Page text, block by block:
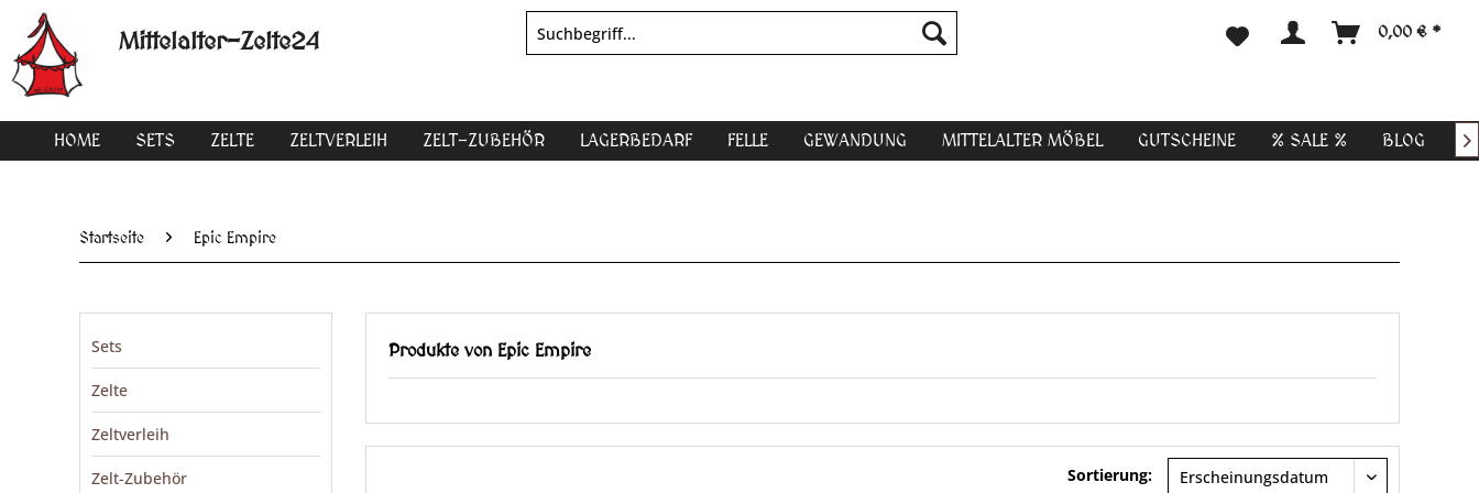
Mittelalter-Zelte24 0,00 € *
HOME SETS ZELTE ZELTVERLEIH ZELT-ZUBEHÖR LAGERBEDARF FELLE GEWANDUNG MITTELALTER MÖBEL GUTSCHEINE % SALE % BLOG 
Startseite Epic Empire
Sets
Zelte
Zeltverleih
Zelt-Zubehör
Produkte von Epic Empire
Sortierung: